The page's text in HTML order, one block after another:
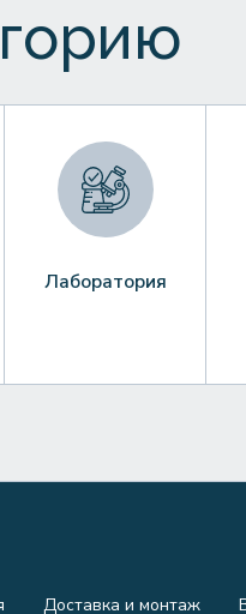
Лаборатория
Доставка и монтаж